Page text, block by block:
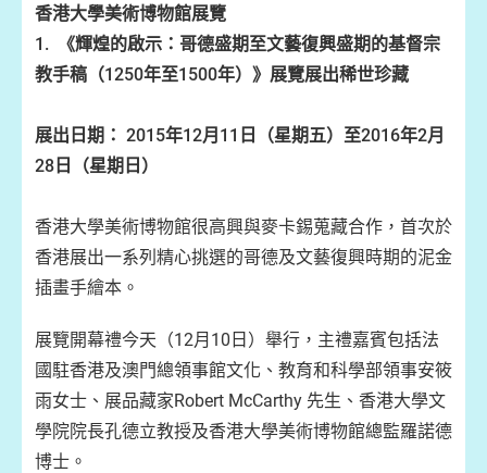
香港大學美術博物館展覽
1.
《輝煌的啟示： 哥德盛期至文藝復興盛期的基督宗
教手稿 （1250年至1500年）》展覽展出稀世珍藏
展出日期： 2015年12月11日（星期五） 至2016年2月
28 日（星期日）
香港大學美術博物館很高興與麥卡錫蒐藏合作，首次於
香港展出一系列精心挑選的哥德及文藝復興時期的泥金
插畫手繪本。
展覽開幕禮今天（12月10日）舉行，主禮嘉賓包括法
國駐香港及澳門總領事館文化、教育和科學部領事安筱
雨女士、展品藏家Robert McCarthy 先生、香港大學文
學院院長孔德立教授及香港大學美術博物館總監羅諾德
博士。